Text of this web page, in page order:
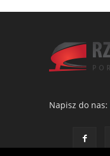
Napisz do nas: